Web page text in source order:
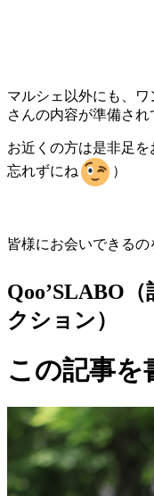
マルシェ以外にも、ワ
さんの内容が準備さ
お近くの方は是非足
忘れずにね
）
皆様にお会いできる
Qoo’SLABO
クション）
この記事を